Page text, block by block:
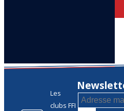
Les
clubs FFI